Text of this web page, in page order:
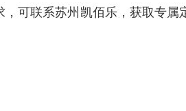
可联系苏州凯佰乐，获取专